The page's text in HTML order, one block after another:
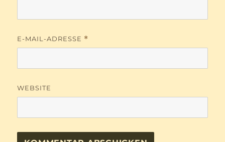
E-MAIL-ADRESSE *
WEBSITE